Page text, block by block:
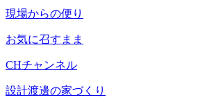
現場からの便り
お気に召すまま
CHチャンネル
設計渡邊の家づくり